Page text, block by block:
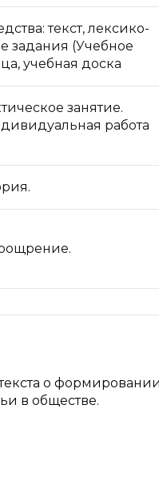
текст, лексико-
задания (Учебное
учебная доска
занятие.
работа
о
в обществе.